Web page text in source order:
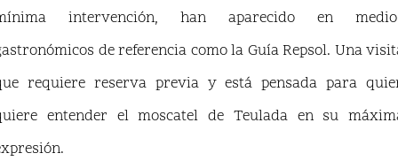
intervención, han aparecido en
de referencia como la Guía Repsol. Una
requiere reserva previa y está pensada para
entender el moscatel de Teulada en su